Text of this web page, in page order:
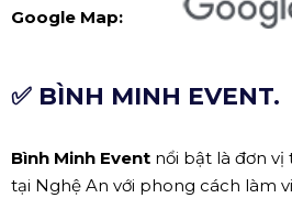
Google Map:
✅ BÌNH MINH EVENT.
Bình Minh Event nổi bật là đơn vị
tại Nghệ An với phong cách làm